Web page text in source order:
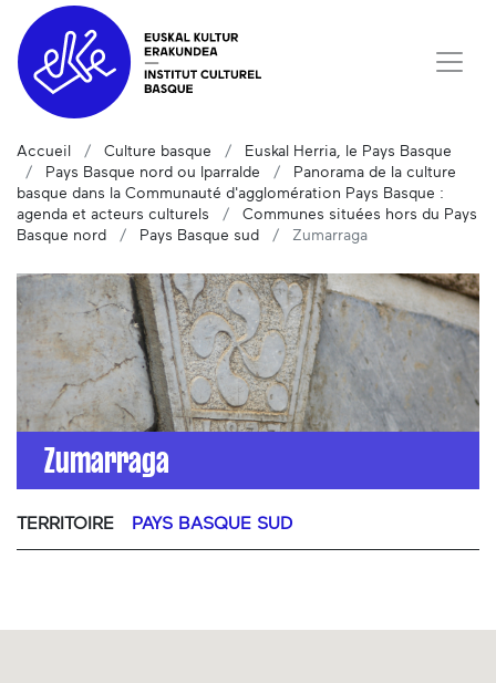
Accueil Culture basque
Euskal Herria, le Pays Basque
Pays Basque nord ou Iparralde
Panorama de la culture
basque dans la Communauté d'agglomération Pays Basque :
agenda et acteurs culturels
Communes situées hors du Pays
Basque nord
Pays Basque sud Zumarraga
Zumarraga
TERRITOIRE PAYS BASQUE SUD